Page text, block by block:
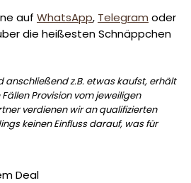
auf WhatsApp, Telegram oder
die heißesten Schnäppchen
anschließend z.B. etwas kaufst, erhält
Provision vom jeweiligen
verdienen wir an qualifizierten
keinen Einfluss darauf, was für
Deal